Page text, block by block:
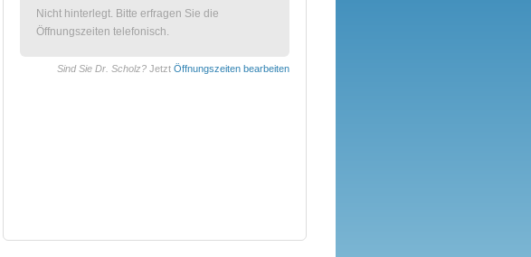
Nicht hinterlegt. Bitte erfragen Sie die
Öffnungszeiten telefonisch.
Sind Sie Dr. Scholz? Jetzt Öffnungszeiten bearbeiten